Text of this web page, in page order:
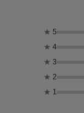
★ 5
★ 4
★ 3
★ 2
★ 1